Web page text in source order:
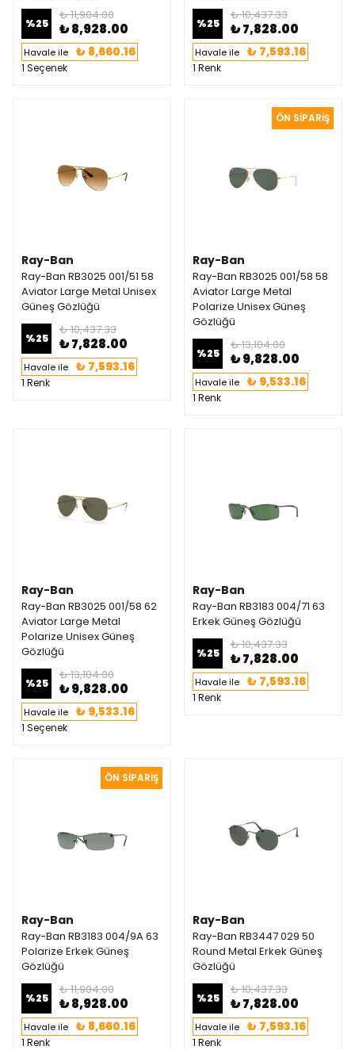
%25
₺ 11,904.00
₺ 8,928.00
Havale ile ₺ 8,660.16
1 Seçenek
%25
₺ 10,437.33
₺ 7,828.00
Havale ile ₺ 7,593.16
1 Renk
Ray-Ban
Ray-Ban RB3025 001/51 58
Aviator Large Metal Unisex
Güneş Gözlüğü
%25
₺ 10,437.33
₺ 7,828.00
Havale ile ₺ 7,593.16
1 Renk
Ray-Ban
Ray-Ban RB3025 001/58 58
Aviator Large Metal
Polarize Unisex Güneş
Gözlüğü
%25
₺ 13,104.00
₺ 9,828.00
Havale ile ₺ 9,533.16
1 Renk
Ray-Ban
Ray-Ban RB3025 001/58 62
Aviator Large Metal
Polarize Unisex Güneş
Gözlüğü
%25
₺ 13,104.00
₺ 9,828.00
Havale ile ₺ 9,533.16
1 Seçenek
Ray-Ban
Ray-Ban RB3183 004/71 63
Erkek Güneş Gözlüğü
%25
₺ 10,437.33
₺ 7,828.00
Havale ile ₺ 7,593.16
1 Renk
Ray-Ban
Ray-Ban RB3183 004/9A 63
Polarize Erkek Güneş
Gözlüğü
%25
₺ 11,904.00
₺ 8,928.00
Havale ile ₺ 8,660.16
1 Renk
Ray-Ban
Ray-Ban RB3447 029 50
Round Metal Erkek Güneş
Gözlüğü
%25
₺ 10,437.33
₺ 7,828.00
Havale ile ₺ 7,593.16
1 Renk